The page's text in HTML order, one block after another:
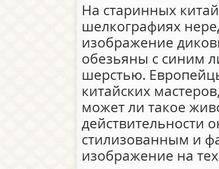
На старинных
шелкографиях
изображение
обезьяны с синим
шерстью.
китайских
может ли такое
действительности
стилизованным и
изображение на